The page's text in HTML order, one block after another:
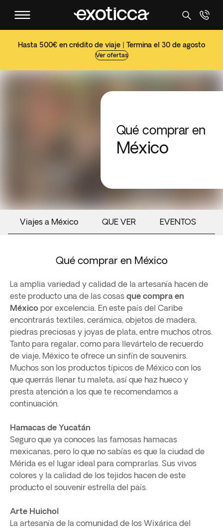
Hasta 500€ en crédito de viaje | Termina el 30 de agosto
Ver ofertas
Qué comprar en
México
Viajes a México QUE VER EVENTOS
Qué comprar en México
La amplia variedad y calidad de la artesanía hacen de
este producto una de las cosas que compra en
México por excelencia. En este país del Caribe
encontrarás textiles, cerámica, objetos de madera,
piedras preciosas y joyas de plata, entre muchos otros.
Tanto para regalar, como para llevártelo de recuerdo
de viaje, México te ofrece un sinfín de souvenirs.
Muchos son los productos típicos de México con los
que querrás llenar tu maleta, así que haz hueco y
presta atención a los que te recomendamos a
continuación.
Hamacas de Yucatán
Seguro que ya conoces las famosas hamacas
mexicanas, pero lo que no sabías es que la ciudad de
Mérida es el lugar ideal para comprarlas. Sus vivos
colores y la calidad de los tejidos hacen de este
producto el souvenir estrella del país.
Arte Huichol
La artesanía de la comunidad de los Wixárica del